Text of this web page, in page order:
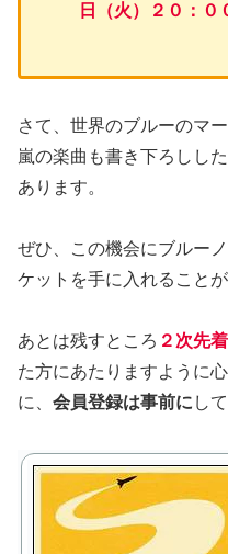
日（火）２０：０
さて、世界のブルーのマ
嵐の楽曲も書き下ろしし
あります。
ぜひ、この機会にブルー
ケットを手に入れること
あとは残すところ ２次先
た方にあたりますように
に、 会員登録は事前に し